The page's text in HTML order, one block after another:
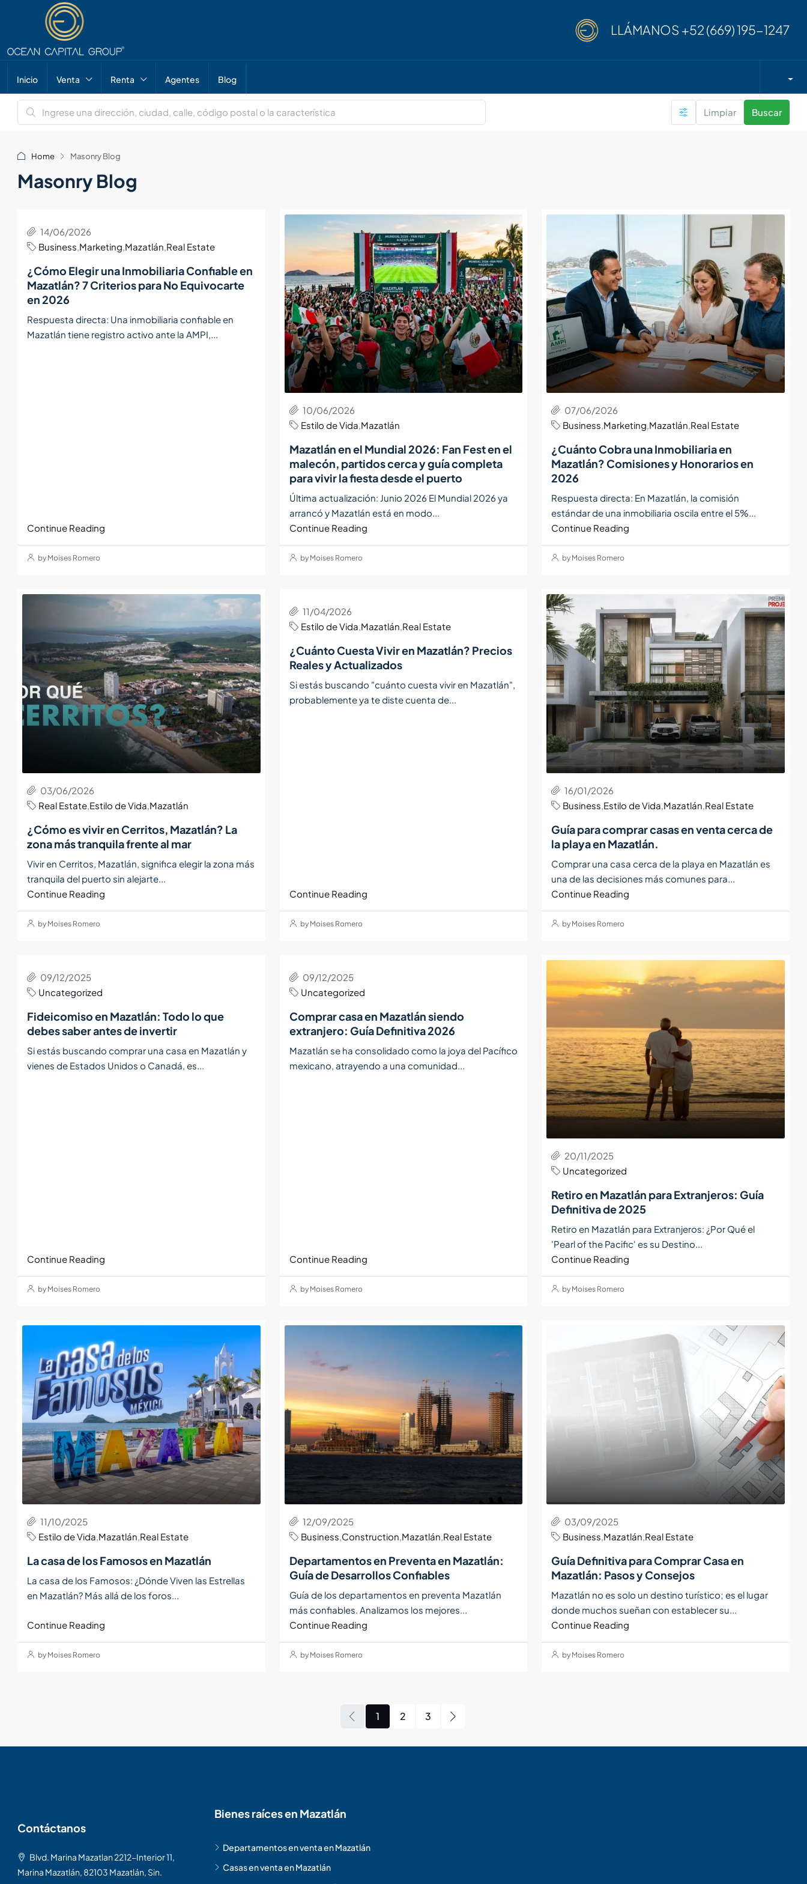
LLÁMANOS +52 (669) 195-1247
Inicio Venta Renta Agentes Blog
Limpiar Buscar
Home Masonry Blog
Masonry Blog
14/06/2026
Business,Marketing,Mazatlán,Real Estate
¿Cómo Elegir una Inmobiliaria Confiable en
Mazatlán? 7 Criterios para No Equivocarte
en 2026
Respuesta directa: Una inmobiliaria confiable en
Mazatlán tiene registro activo ante la AMPI,...
Continue Reading
by Moises Romero
10/06/2026
Estilo de Vida,Mazatlán
Mazatlán en el Mundial 2026: Fan Fest en el
malecón, partidos cerca y guía completa
para vivir la fiesta desde el puerto
Última actualización: Junio 2026 El Mundial 2026 ya
arrancó y Mazatlán está en modo...
Continue Reading
by Moises Romero
07/06/2026
Business,Marketing,Mazatlán,Real Estate
¿Cuánto Cobra una Inmobiliaria en
Mazatlán? Comisiones y Honorarios en
2026
Respuesta directa: En Mazatlán, la comisión
estándar de una inmobiliaria oscila entre el 5%...
Continue Reading
by Moises Romero
03/06/2026
Real Estate,Estilo de Vida,Mazatlán
¿Cómo es vivir en Cerritos, Mazatlán? La
zona más tranquila frente al mar
Vivir en Cerritos, Mazatlán, significa elegir la zona más
tranquila del puerto sin alejarte...
Continue Reading
by Moises Romero
11/04/2026
Estilo de Vida,Mazatlán,Real Estate
¿Cuánto Cuesta Vivir en Mazatlán? Precios
Reales y Actualizados
Si estás buscando "cuánto cuesta vivir en Mazatlán",
probablemente ya te diste cuenta de...
Continue Reading
by Moises Romero
16/01/2026
Business,Estilo de Vida,Mazatlán,Real Estate
Guía para comprar casas en venta cerca de
la playa en Mazatlán.
Comprar una casa cerca de la playa en Mazatlán es
una de las decisiones más comunes para...
Continue Reading
by Moises Romero
09/12/2025
Uncategorized
Fideicomiso en Mazatlán: Todo lo que
debes saber antes de invertir
Si estás buscando comprar una casa en Mazatlán y
vienes de Estados Unidos o Canadá, es...
Continue Reading
by Moises Romero
09/12/2025
Uncategorized
Comprar casa en Mazatlán siendo
extranjero: Guía Definitiva 2026
Mazatlán se ha consolidado como la joya del Pacífico
mexicano, atrayendo a una comunidad...
Continue Reading
by Moises Romero
20/11/2025
Uncategorized
Retiro en Mazatlán para Extranjeros: Guía
Definitiva de 2025
Retiro en Mazatlán para Extranjeros: ¿Por Qué el
'Pearl of the Pacific' es su Destino...
Continue Reading
by Moises Romero
11/10/2025
Estilo de Vida,Mazatlán,Real Estate
La casa de los Famosos en Mazatlán
La casa de los Famosos: ¿Dónde Viven las Estrellas
en Mazatlán? Más allá de los foros...
Continue Reading
by Moises Romero
12/09/2025
Business,Construction,Mazatlán,Real Estate
Departamentos en Preventa en Mazatlán:
Guía de Desarrollos Confiables
Guía de los departamentos en preventa Mazatlán
más confiables. Analizamos los mejores...
Continue Reading
by Moises Romero
03/09/2025
Business,Mazatlán,Real Estate
Guía Definitiva para Comprar Casa en
Mazatlán: Pasos y Consejos
Mazatlán no es solo un destino turístico; es el lugar
donde muchos sueñan con establecer su...
Continue Reading
by Moises Romero
1 2 3
Contáctanos
Blvd. Marina Mazatlan 2212-Interior 11,
Marina Mazatlán, 82103 Mazatlán, Sin.
Bienes raíces en Mazatlán
Departamentos en venta en Mazatlán
Casas en venta en Mazatlán